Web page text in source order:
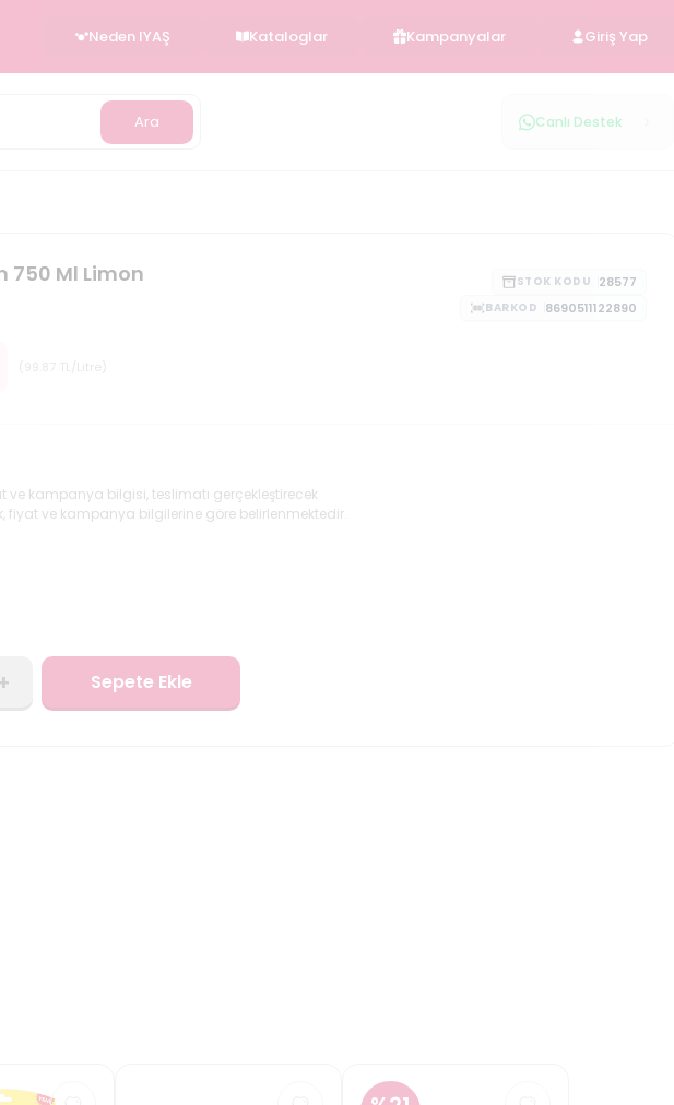
Neden IYAŞ Kataloglar Kampanyalar Giriş Yap
Ara Canlı Destek
750 Ml Limon STOK KODU 28577
BARKOD 8690511122890
ve kampanya bilgisi, teslimatı gerçekleştirecek
fiyat ve kampanya bilgilerine göre belirlenmektedir.
Sepete Ekle